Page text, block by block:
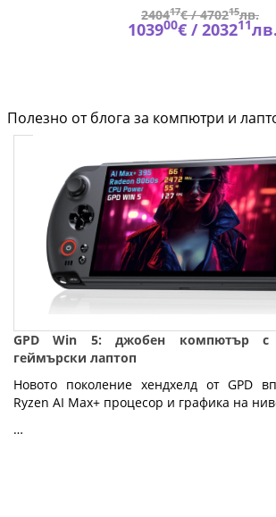
240417€ /470215лв.
103900€ /203211лв.
Полезно от блога за компютри и
GPD Win 5: джобен компютър с
геймърски лаптоп
Новото поколение хендхелд от GPD
Ryzen AI Max+ процесор и графика на
…